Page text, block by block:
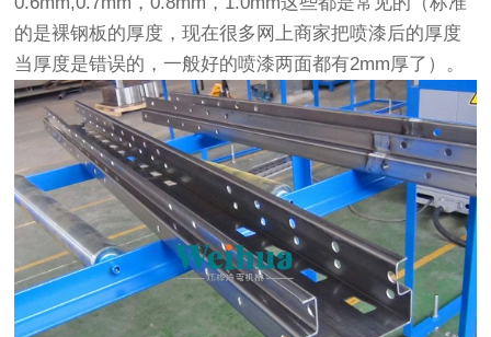
的是裸钢板的厚度，现在很多网上商家把喷漆后的厚度
当厚度是错误的，一般好的喷漆两面都有2mm厚了）。